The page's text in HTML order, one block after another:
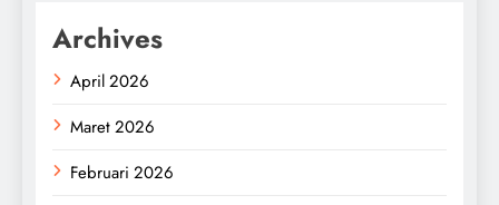
Archives
April 2026
Maret 2026
Februari 2026